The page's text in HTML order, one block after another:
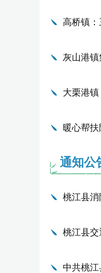
高桥镇
灰山港
大栗港
暖心帮
通知公
桃江县
桃江县交
中共桃